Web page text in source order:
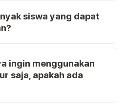
siswa yang dapat
ingin menggunakan
saja, apakah ada